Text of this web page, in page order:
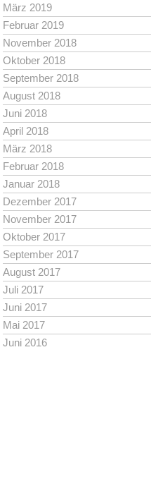
März 2019
Februar 2019
November 2018
Oktober 2018
September 2018
August 2018
Juni 2018
April 2018
März 2018
Februar 2018
Januar 2018
Dezember 2017
November 2017
Oktober 2017
September 2017
August 2017
Juli 2017
Juni 2017
Mai 2017
Juni 2016